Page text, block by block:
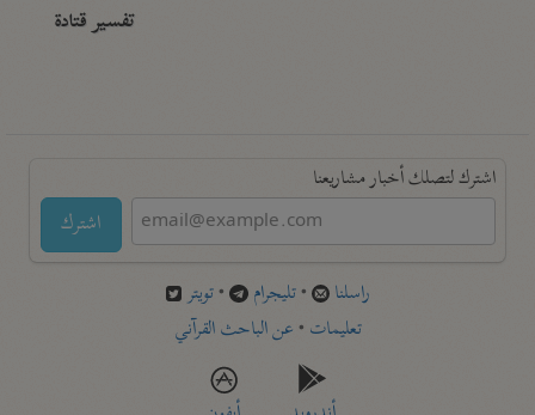
تفسير قتادة
اشترك لتصلك أخبار مشاريعنا
اشترك
راسلنا •تليجرام •تويتر
تعليمات •عن الباحث القرآني